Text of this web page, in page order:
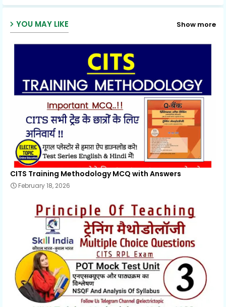
YOU MAY LIKE Show more
CITS Training Methodology MCQ with Answers
February 18, 2026